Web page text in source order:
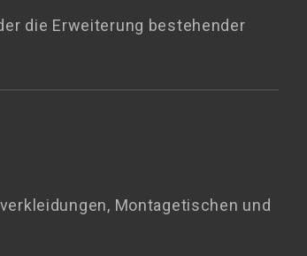
die Erweiterung bestehender
Montagetischen und